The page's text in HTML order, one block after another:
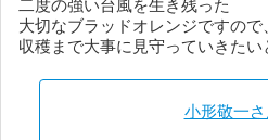
二度の強い台風を生き残った
大切なブラッドオレンジですので
収穫まで大事に見守っていきたい
小形敬一